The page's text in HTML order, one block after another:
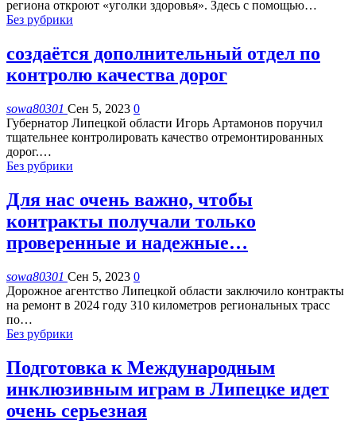
региона откроют «уголки здоровья». Здесь с помощью…
Без рубрики
создаётся дополнительный отдел по
контролю качества дорог
sowa80301 Сен 5, 2023 0
Губернатор Липецкой области Игорь Артамонов поручил
тщательнее контролировать качество отремонтированных
дорог.…
Без рубрики
Для нас очень важно, чтобы
контракты получали только
проверенные и надежные…
sowa80301 Сен 5, 2023 0
Дорожное агентство Липецкой области заключило контракты
на ремонт в 2024 году 310 километров региональных трасс
по…
Без рубрики
Подготовка к Международным
инклюзивным играм в Липецке идет
очень серьезная